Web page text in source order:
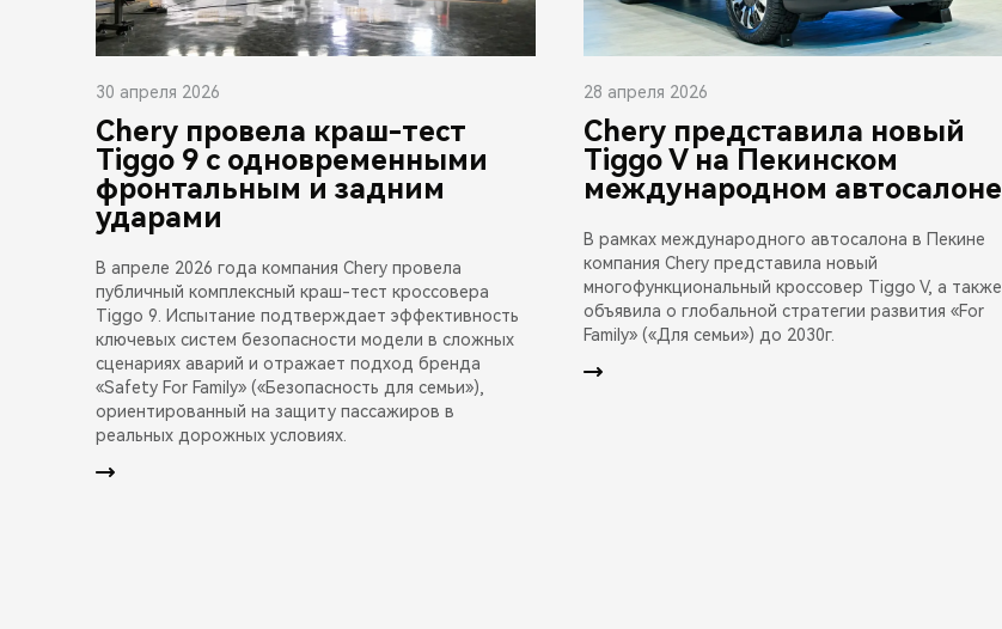
30 апреля 2026
Chery провела краш-тест
Tiggo 9 с одновременными
фронтальным и задним
ударами
В апреле 2026 года компания Chery провела
публичный комплексный краш-тест кроссовера
Tiggo 9. Испытание подтверждает эффективность
ключевых систем безопасности модели в сложных
сценариях аварий и отражает подход бренда
«Safety For Family» («Безопасность для семьи»),
ориентированный на защиту пассажиров в
реальных дорожных условиях.
28 апреля 2026
Chery представила новый
Tiggo V на Пекинском
международном автосалоне
В рамках международного автосалона в Пекине
компания Chery представила новый
многофункциональный кроссовер Tiggo V, а также
объявила о глобальной стратегии развития «For
Family» («Для семьи») до 2030г.